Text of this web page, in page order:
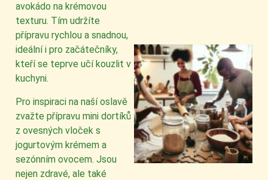
avokádo na krémovou
texturu. Tím udržíte
přípravu rychlou a snadnou,
ideální i pro začátečníky,
kteří se teprve učí kouzlit v
kuchyni.
Pro inspiraci na naší oslavě
zvažte přípravu mini dortíků
z ovesných vloček s
jogurtovým krémem a
sezónním ovocem. Jsou
nejen zdravé, ale také